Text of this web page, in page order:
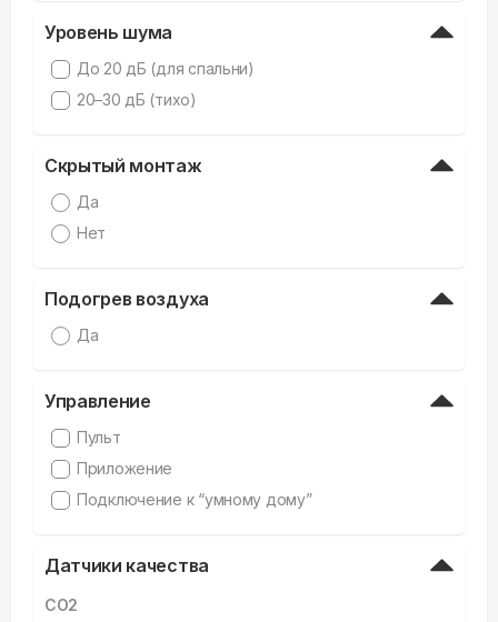
Уровень шума
До 20 дБ (для спальни)
20–30 дБ (тихо)
Скрытый монтаж
Да
Нет
Подогрев воздуха
Да
Управление
Пульт
Приложение
Подключение к “умному дому”
Датчики качества
CO2